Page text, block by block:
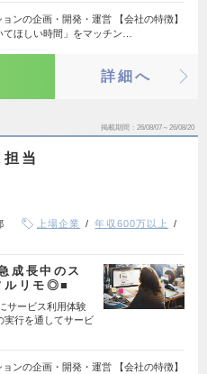
ンの企画・開発・運営 【会社の特徴】
ほしい時間」をマッチン…
詳細へ
掲載期間 26/08/07～26/08/20
当
上場企業
年収600万以上
成長中のス
ルリモ◎■
サービス利用体験
実行を通してサービ
ンの企画・開発・運営 【会社の特徴】